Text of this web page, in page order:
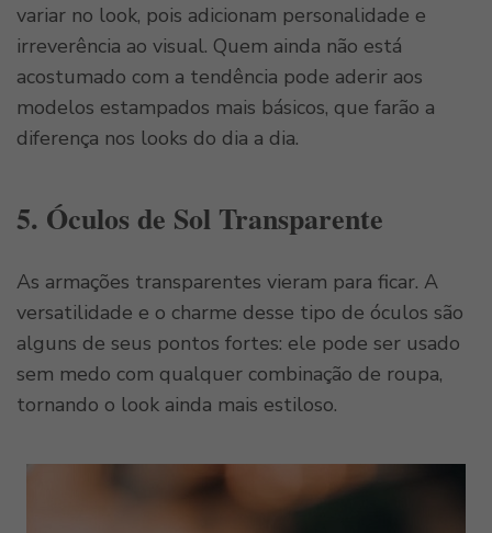
variar no look, pois adicionam personalidade e
irreverência ao visual. Quem ainda não está
acostumado com a tendência pode aderir aos
modelos estampados mais básicos, que farão a
diferença nos looks do dia a dia.
5. Óculos de Sol Transparente
As armações transparentes vieram para ficar. A
versatilidade e o charme desse tipo de óculos são
alguns de seus pontos fortes: ele pode ser usado
sem medo com qualquer combinação de roupa,
tornando o look ainda mais estiloso.